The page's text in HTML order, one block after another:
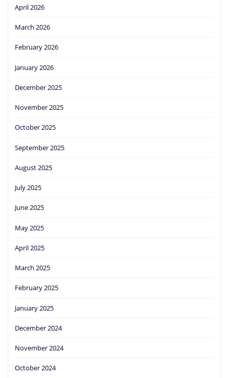
April 2026
March 2026
February 2026
January 2026
December 2025
November 2025
October 2025
September 2025
August 2025
July 2025
June 2025
May 2025
April 2025
March 2025
February 2025
January 2025
December 2024
November 2024
October 2024